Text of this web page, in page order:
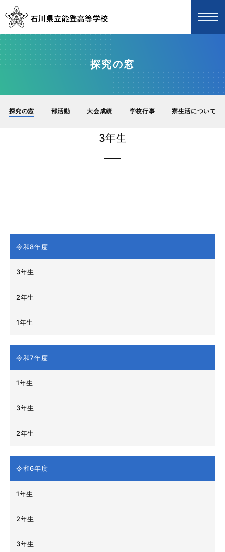
探究の窓
探究の窓 部活動 大会成績 学校行事 寮生活について
3年生
令和8年度
3年生
2年生
1年生
令和7年度
1年生
3年生
2年生
令和6年度
1年生
2年生
3年生